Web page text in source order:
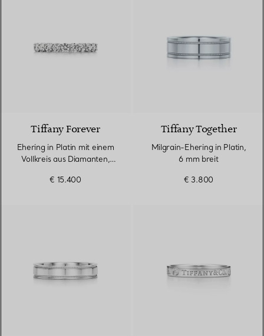
Tiffany Forever
Ehering in Platin mit einem
Vollkreis aus Diamanten,
€ 15.400
Tiffany Together
Milgrain-Ehering in Platin,
6 mm breit
€ 3.800